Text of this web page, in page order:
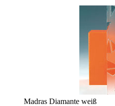
Madras Diamante weiß